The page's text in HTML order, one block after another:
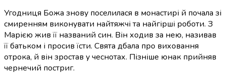
Угодниця Божа знову поселилася в монастирі й почала зі
смиренням виконувати найтяжчі та найгірші роботи. З
Марією жив її названий син. Він ходив за нею, називав
її батьком і просив їсти. Свята дбала про виховання
отрока, й він зростав у чеснотах. Пізніше юнак прийняв
чернечий постриг.